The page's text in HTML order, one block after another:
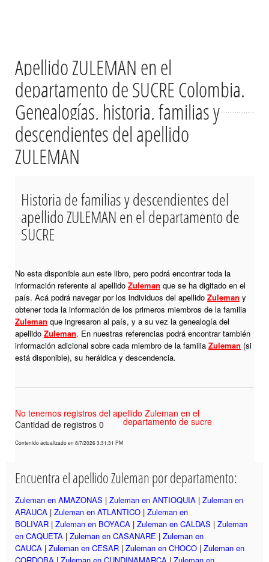
Apellido ZULEMAN en el
departamento de SUCRE Colombia.
Genealogías, historia, familias y
descendientes del apellido
ZULEMAN
Historia de familias y descendientes del
apellido ZULEMAN en el departamento de
SUCRE
No esta disponible aun este libro, pero podrá encontrar toda la
información referente al apellido Zuleman que se ha digitado en el
país. Acá podrá navegar por los individuos del apellido Zuleman y
obtener toda la información de los primeros miembros de la familia
Zuleman que ingresaron al país, y a su vez la genealogía del
apellido Zuleman. En nuestras referencias podrá encontrar también
información adicional sobre cada miembro de la familia Zuleman (si
está disponible), su heráldica y descendencia.
No tenemos registros del apellido Zuleman en el
departamento de sucre
Cantidad de registros 0
Contenido actualizado en 8/7/2026 3:31:31 PM
Encuentra el apellido Zuleman por departamento:
Zuleman en AMAZONAS | Zuleman en ANTIOQUIA | Zuleman en
ARAUCA | Zuleman en ATLANTICO | Zuleman en
BOLIVAR | Zuleman en BOYACA | Zuleman en CALDAS | Zuleman
en CAQUETA | Zuleman en CASANARE | Zuleman en
CAUCA | Zuleman en CESAR | Zuleman en CHOCO | Zuleman en